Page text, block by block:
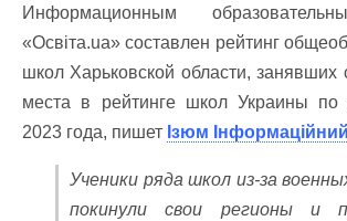
Информационным
«Освіта.ua» составлен рейтинг
школ Харьковской области,
места в рейтинге школ Украины
2023 года, пишет Ізюм Інформаційний
Ученики ряда школ из-за
покинули свои регионы и